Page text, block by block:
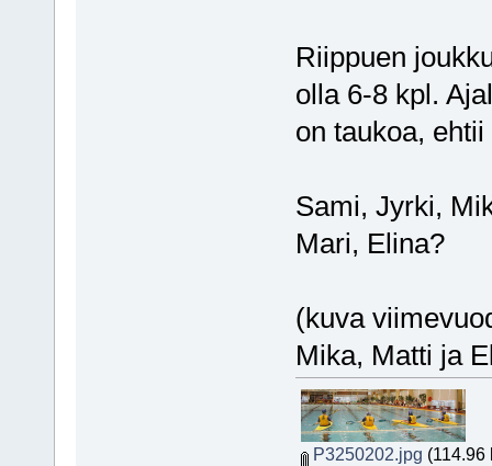
Riippuen
olla 6-8 kpl.
on taukoa,
Sami, Jyrki,
Mari, Elina?
(kuva
Mika, Matti ja
P3250202.jpg (114.96